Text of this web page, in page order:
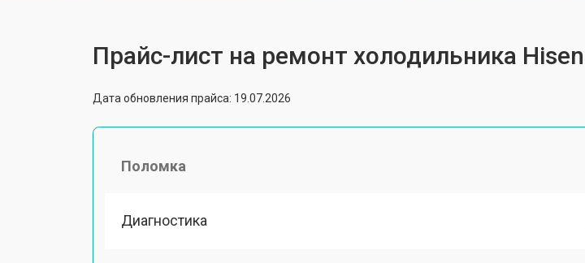
Прайс-лист на ремонт холодильника
Дата обновления прайса: 19.07.2026
Поломка
Диагностика